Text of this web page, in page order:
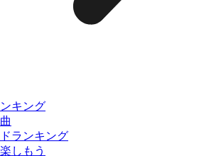
キング
ランキング
しもう